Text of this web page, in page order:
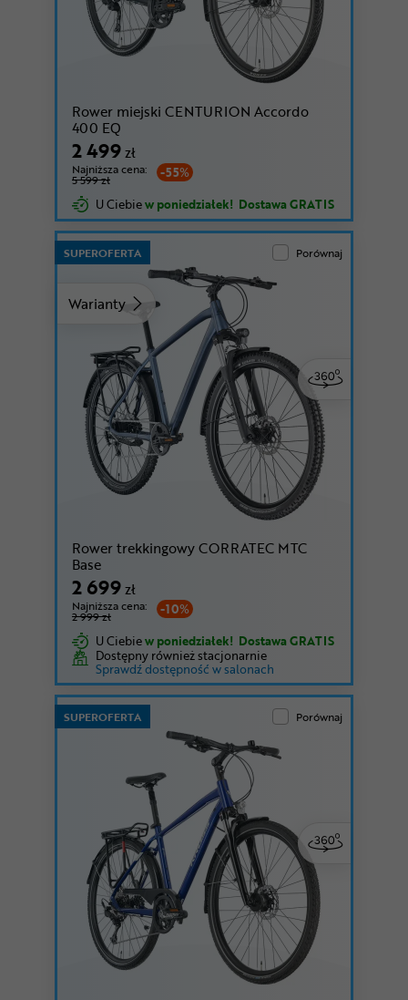
Rower miejski CENTURION Accordo
400 EQ
2 499zł
-55%
Najniższa cena:
5 599 zł
U Ciebiew poniedziałek! Dostawa GRATIS
Warianty
SUPEROFERTA Porównaj
Rower trekkingowy CORRATEC MTC
Base
2 699zł
-10%
Najniższa cena:
2 999 zł
U Ciebiew poniedziałek! Dostawa GRATIS
Dostępny również stacjonarnie
Sprawdź dostępność w salonach
SUPEROFERTA Porównaj